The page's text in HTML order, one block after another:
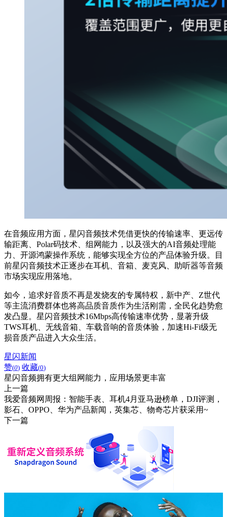
在音频应用方面，星闪音频技术凭借更快的传输速率、更远传
输距离、Polar码技术、组网能力，以及强大的AI音频处理能
力、开源鸿蒙操作系统，能够实现全方位的产品体验升级。目
前星闪音频技术正逐步在耳机、音箱、麦克风、助听器等音频
市场实现应用落地。
如今，追求好音质不再是发烧友的专属特权，新中产、Z世代
等主流消费群体也将高品质音质作为生活刚需，全民化趋势愈
发凸显。星闪音频技术16Mbps高传输速率优势，显著升级
TWS耳机、无线音箱、车载音响的音质体验，加速Hi-Fi级无
损音质产品进入大众生活。
星闪新闻
赞(0) 收藏(0)
星闪音频拥有更大组网能力，应用场景更丰富
上一篇
我爱音频网周报：智能手表、耳机4月亚马逊榜单，DJI评测，
影石、OPPO、华为产品新闻，英集芯、物奇芯片获采用~
下一篇